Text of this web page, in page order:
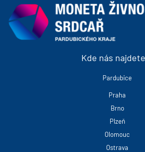
Kde nás najdete
Pardubice
Praha
Brno
Plzeň
Olomouc
Ostrava